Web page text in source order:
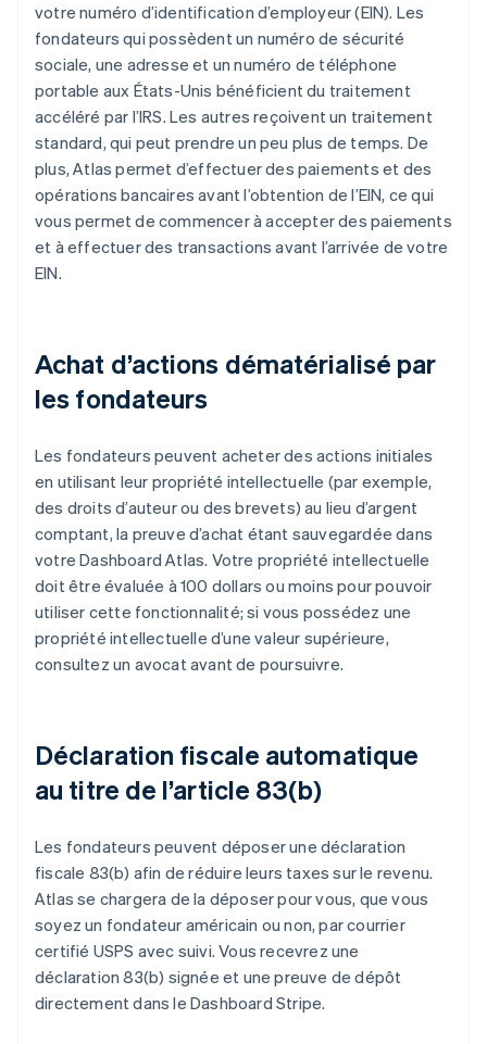
votre numéro d’identification d’employeur (EIN). Les
fondateurs qui possèdent un numéro de sécurité
sociale, une adresse et un numéro de téléphone
portable aux États-Unis bénéficient du traitement
accéléré par l’IRS. Les autres reçoivent un traitement
standard, qui peut prendre un peu plus de temps. De
plus, Atlas permet d’effectuer des paiements et des
opérations bancaires avant l’obtention de l’EIN, ce qui
vous permet de commencer à accepter des paiements
et à effectuer des transactions avant l’arrivée de votre
EIN.
Achat d’actions dématérialisé par
les fondateurs
Les fondateurs peuvent acheter des actions initiales
en utilisant leur propriété intellectuelle (par exemple,
des droits d’auteur ou des brevets) au lieu d’argent
comptant, la preuve d’achat étant sauvegardée dans
votre Dashboard Atlas. Votre propriété intellectuelle
doit être évaluée à 100 dollars ou moins pour pouvoir
utiliser cette fonctionnalité; si vous possédez une
propriété intellectuelle d’une valeur supérieure,
consultez un avocat avant de poursuivre.
Déclaration fiscale automatique
au titre de l’article 83(b)
Les fondateurs peuvent déposer une déclaration
fiscale 83(b) afin de réduire leurs taxes sur le revenu.
Atlas se chargera de la déposer pour vous, que vous
soyez un fondateur américain ou non, par courrier
certifié USPS avec suivi. Vous recevrez une
déclaration 83(b) signée et une preuve de dépôt
directement dans le Dashboard Stripe.